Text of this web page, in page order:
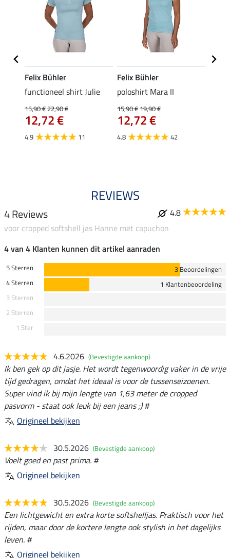
Felix Bühler
functioneel shirt Julie
15,90 €22,90 €
12,72 €
4.9 11
Felix Bühler
poloshirt Mara II
15,90 €19,90 €
12,72 €
4.8 42
REVIEWS
4 Reviews
4.8
voor cropped softshell jas Hanne met capuchon
4 van 4 Klanten kunnen dit artikel aanraden
5 Sterren
3 Beoordelingen
4 Sterren
1 Klantenbeoordeling
3 Sterren
2 Sterren
1 Ster
4.6.2026 (Bevestigde aankoop)
Ik ben gek op dit jasje. Het wordt tegenwoordig vaker in de vrije
tijd gedragen, omdat het ideaal is voor de tussenseizoenen.
Super vind ik bij mijn lengte van 1,63 meter de cropped
pasvorm - staat ook leuk bij een jeans ;) #
Origineel bekijken
30.5.2026 (Bevestigde aankoop)
Voelt goed en past prima. #
Origineel bekijken
30.5.2026 (Bevestigde aankoop)
Een lichtgewicht en extra korte softshelljas. Praktisch voor het
rijden, maar door de kortere lengte ook stylish in het dagelijks
leven. #
Origineel bekijken